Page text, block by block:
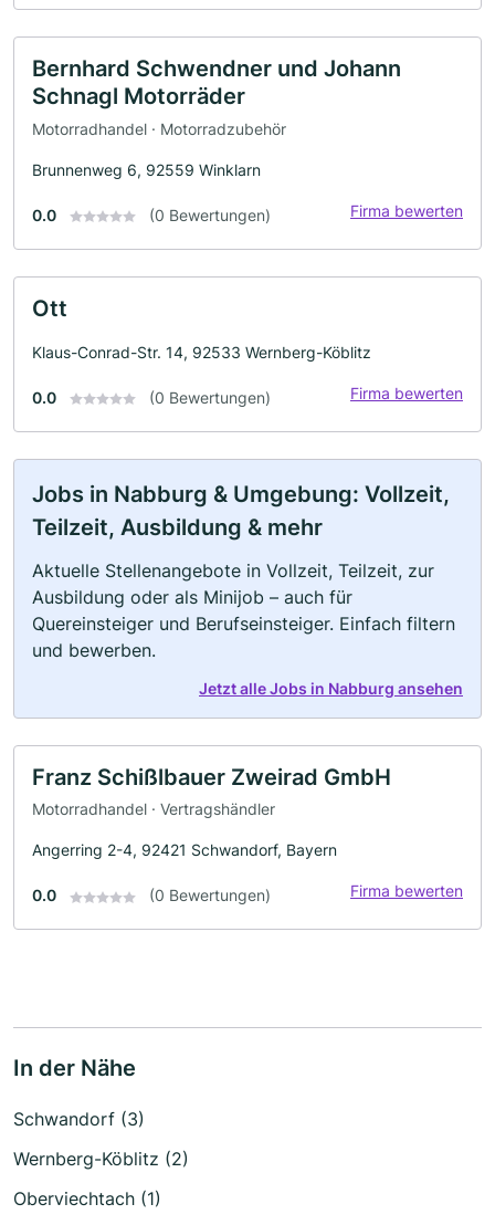
Bernhard Schwendner und Johann
Schnagl Motorräder
Motorradhandel · Motorradzubehör
Brunnenweg 6, 92559 Winklarn
0.0 (0 Bewertungen) Firma bewerten
Ott
Klaus-Conrad-Str. 14, 92533 Wernberg-Köblitz
0.0 (0 Bewertungen) Firma bewerten
Jobs in Nabburg & Umgebung: Vollzeit,
Teilzeit, Ausbildung & mehr
Aktuelle Stellenangebote in Vollzeit, Teilzeit, zur
Ausbildung oder als Minijob – auch für
Quereinsteiger und Berufseinsteiger. Einfach filtern
und bewerben.
Jetzt alle Jobs in Nabburg ansehen
Franz Schißlbauer Zweirad GmbH
Motorradhandel · Vertragshändler
Angerring 2-4, 92421 Schwandorf, Bayern
0.0 (0 Bewertungen) Firma bewerten
In der Nähe
Schwandorf (3)
Wernberg-Köblitz (2)
Oberviechtach (1)